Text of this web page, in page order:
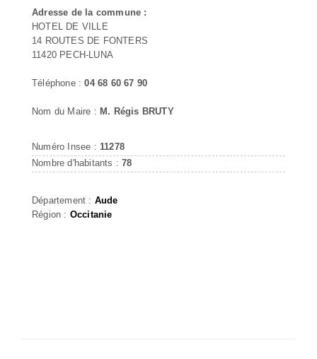
Adresse de la commune :
HOTEL DE VILLE
14 ROUTES DE FONTERS
11420 PECH-LUNA
Téléphone :04 68 60 67 90
Nom du Maire : M. Régis BRUTY
Numéro Insee : 11278
Nombre d'habitants :78
Département : Aude
Région : Occitanie